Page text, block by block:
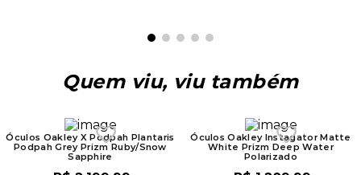
Quem viu, viu também
Óculos Oakley X Podpah Plantaris
Podpah Grey Prizm Ruby/Snow
Sapphire
Óculos Oakley Instagator Matte
White Prizm Deep Water
Polarizado